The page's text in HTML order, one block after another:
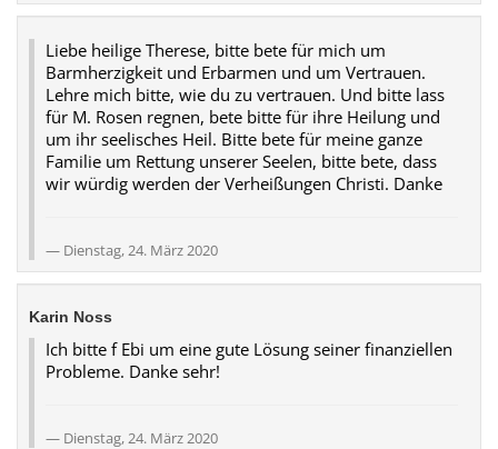
Liebe heilige Therese, bitte bete für mich um
Barmherzigkeit und Erbarmen und um Vertrauen.
Lehre mich bitte, wie du zu vertrauen. Und bitte lass
für M. Rosen regnen, bete bitte für ihre Heilung und
um ihr seelisches Heil. Bitte bete für meine ganze
Familie um Rettung unserer Seelen, bitte bete, dass
wir würdig werden der Verheißungen Christi. Danke
Dienstag, 24. März 2020
Karin Noss
Ich bitte f Ebi um eine gute Lösung seiner finanziellen
Probleme. Danke sehr!
Dienstag, 24. März 2020